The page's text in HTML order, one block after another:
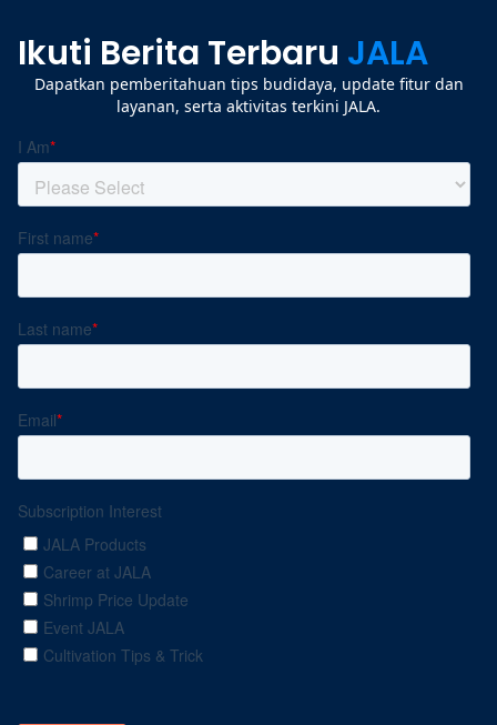
Ikuti Berita Terbaru JALA
Dapatkan pemberitahuan tips budidaya, update fitur dan
layanan, serta aktivitas terkini JALA.